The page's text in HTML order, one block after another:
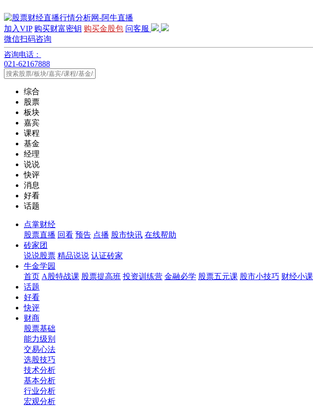
加入VIP 购买财富密钥 购买金股包 问客服
微信扫码咨询
咨询电话：
021-62167888
综合
股票
板块
嘉宾
课程
基金
经理
说说
快评
消息
好看
话题
点掌财经
股票直播 回看 预告 点播 股市快讯 在线帮助
砖家团
说说股票 精品说说 认证砖家
牛金学园
首页 A股特战课 股票提高班 投资训练营 金融必学 股票五元课 股市小技巧 财经小
话题
好看
快评
财商
股票基础
能力级别
交易心法
选股技巧
技术分析
基本分析
行业分析
宏观分析